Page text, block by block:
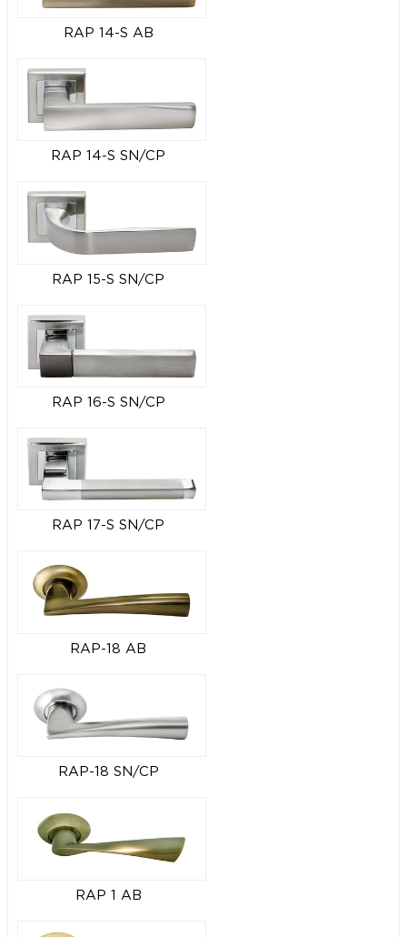
RAP 14-S AB
RAP 14-S SN/CP
RAP 15-S SN/CP
RAP 16-S SN/CP
RAP 17-S SN/CP
RAP-18 AB
RAP-18 SN/CP
RAP 1 AB